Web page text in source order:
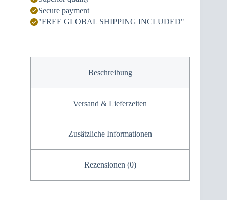
Secure payment
"FREE GLOBAL SHIPPING INCLUDED"
Beschreibung
Versand & Lieferzeiten
Zusätzliche Informationen
Rezensionen (0)